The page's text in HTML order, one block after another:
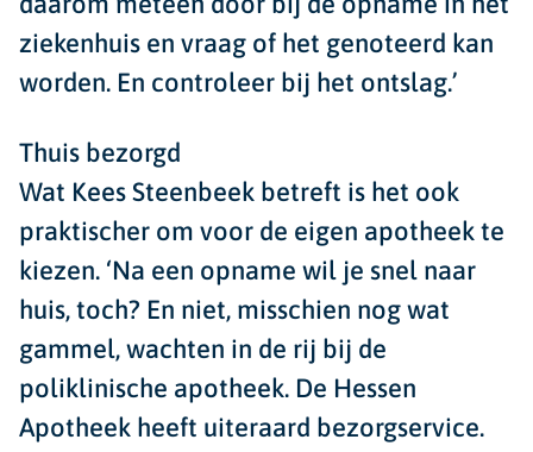
ziekenhuis en vraag of het genoteerd kan
worden. En controleer bij het ontslag.’
Thuis bezorgd
Wat Kees Steenbeek betreft is het ook
praktischer om voor de eigen apotheek te
kiezen. ‘Na een opname wil je snel naar
huis, toch? En niet, misschien nog wat
gammel, wachten in de rij bij de
poliklinische apotheek. De Hessen
Apotheek heeft uiteraard bezorgservice.